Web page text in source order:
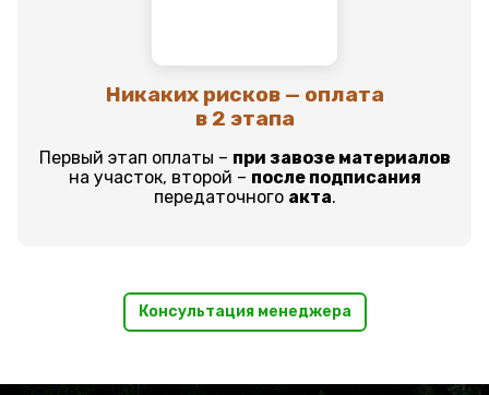
Никаких рисков — оплата
в 2 этапа
Первый этап оплаты – при завозе материалов
на участок, второй – после подписания
передаточного акта.
Консультация менеджера